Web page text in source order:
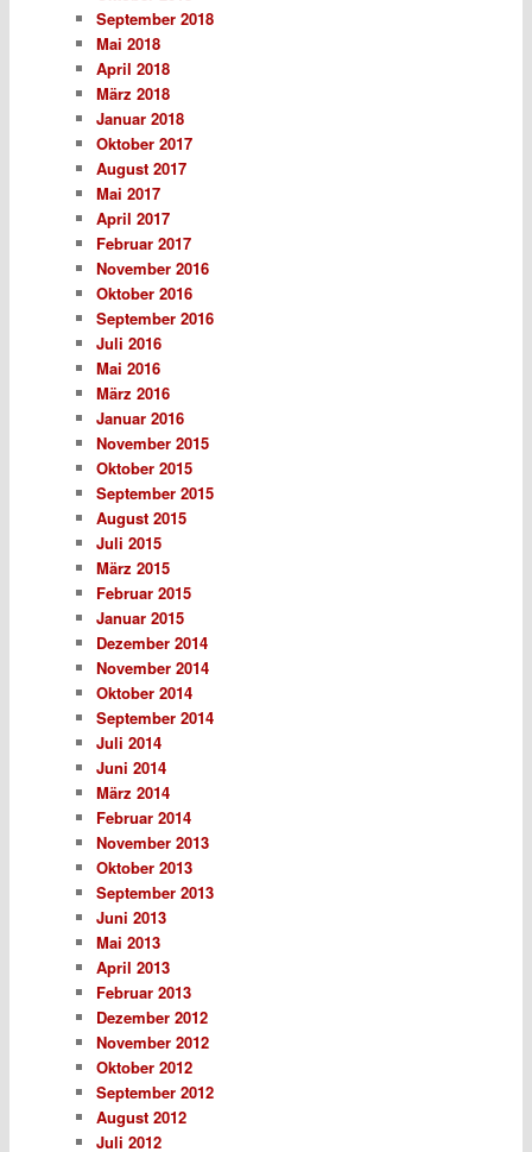
September 2018
Mai 2018
April 2018
März 2018
Januar 2018
Oktober 2017
August 2017
Mai 2017
April 2017
Februar 2017
November 2016
Oktober 2016
September 2016
Juli 2016
Mai 2016
März 2016
Januar 2016
November 2015
Oktober 2015
September 2015
August 2015
Juli 2015
März 2015
Februar 2015
Januar 2015
Dezember 2014
November 2014
Oktober 2014
September 2014
Juli 2014
Juni 2014
März 2014
Februar 2014
November 2013
Oktober 2013
September 2013
Juni 2013
Mai 2013
April 2013
Februar 2013
Dezember 2012
November 2012
Oktober 2012
September 2012
August 2012
Juli 2012